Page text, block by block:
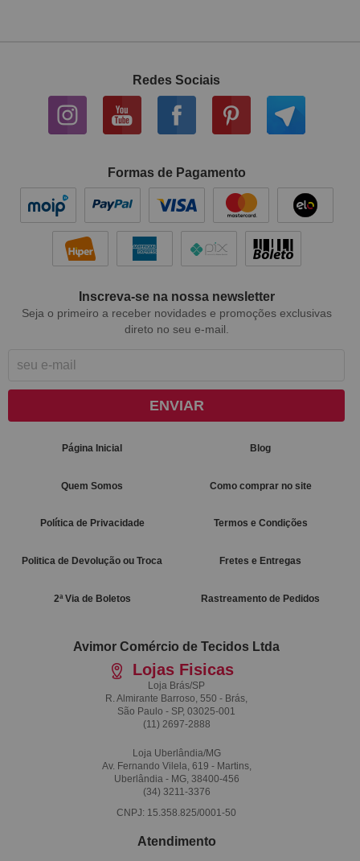
Redes Sociais
Formas de Pagamento
Inscreva-se na nossa newsletter
Seja o primeiro a receber novidades e promoções exclusivas
direto no seu e-mail.
ENVIAR
Página Inicial Blog
Quem Somos Como comprar no site
Política de Privacidade Termos e Condições
Politica de Devolução ou Troca Fretes e Entregas
2ª Via de Boletos Rastreamento de Pedidos
Avimor Comércio de Tecidos Ltda
Lojas Fisicas
Loja Brás/SP
R. Almirante Barroso, 550 - Brás,
São Paulo - SP, 03025-001
(11) 2697-2888
Loja Uberlândia/MG
Av. Fernando Vilela, 619 - Martins,
Uberlândia - MG, 38400-456
(34) 3211-3376
CNPJ: 15.358.825/0001-50
Atendimento